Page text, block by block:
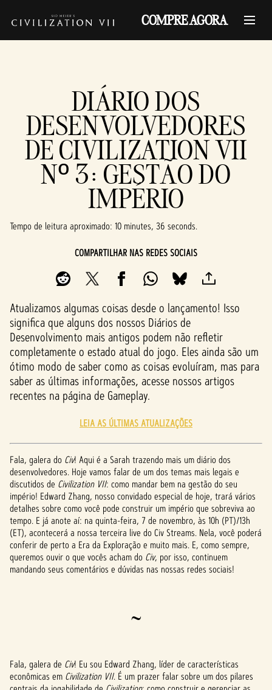
COMPRE AGORA
DIÁRIO DOS
DESENVOLVEDORES
DE CIVILIZATION VII
Nº 3: GESTÃO DO
IMPÉRIO
Tempo de leitura aproximado 10 minutes, 36 seconds
COMPARTILHAR NAS REDES SOCIAIS
Atualizamos algumas coisas desde o lançamento! Isso
significa que alguns dos nossos Diários de
Desenvolvimento mais antigos podem não refletir
completamente o estado atual do jogo. Eles ainda são um
ótimo modo de saber como as coisas evoluíram, mas para
saber as últimas informações, acesse nossos artigos
recentes na página de Gameplay.
LEIA AS ÚLTIMAS ATUALIZAÇÕES
Fala, galera do Civ! Aqui é a Sarah trazendo mais um diário dos
desenvolvedores. Hoje vamos falar de um dos temas mais legais e
discutidos de Civilization VII: como mandar bem na gestão do seu
império! Edward Zhang, nosso convidado especial de hoje, trará vários
detalhes sobre como você pode construir um império que sobreviva ao
tempo. E já anote aí: na quinta-feira, 7 de novembro, às 10h (PT)/13h
(ET), acontecerá a nossa terceira live do Civ Streams. Nela, você poderá
conferir de perto a Era da Exploração e muito mais. E, como sempre,
queremos ouvir o que vocês acham do Civ, por isso, continuem
mandando seus comentários e dúvidas nas nossas redes sociais!
~
Fala, galera de Civ! Eu sou Edward Zhang, líder de características
econômicas em Civilization VII. É um prazer falar sobre um dos pilares